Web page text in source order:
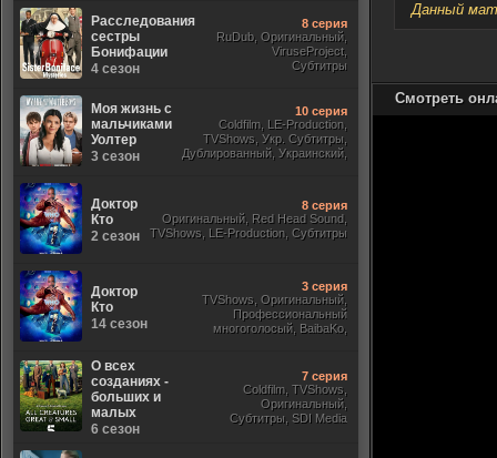
Данный
Смотреть
Расследования
сестры
Бонифации
4 сезон
8 серия
RuDub, Оригинальный,
ViruseProject,
Субтитры
Моя жизнь с
мальчиками
Уолтер
3 сезон
10 серия
Coldfilm, LE-Production,
TVShows, Укр. Субтитры,
Дублированный, Украинский,
Доктор
Кто
2 сезон
8 серия
Оригинальный, Red Head Sound,
TVShows, LE-Production, Субтитры
Доктор
Кто
14 сезон
3 серия
TVShows, Оригинальный,
Профессиональный
многоголосый, BaibaKo,
О всех
созданиях -
больших и
малых
6 сезон
7 серия
Coldfilm, TVShows,
Оригинальный,
Субтитры, SDI Media